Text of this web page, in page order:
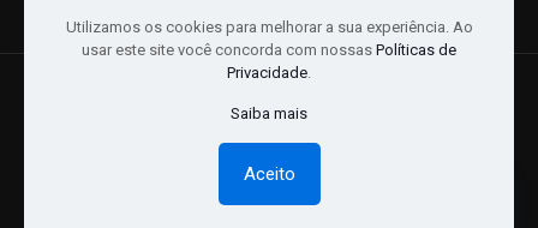
Distribuidora Ltda - CNPJ: 16757010/0001-06. | Desenvolvido
por:Websites Br
Utilizamos os cookies para melhorar a sua experiência. Ao
usar este site você concorda com nossas Políticas de
Privacidade.
Saiba mais
Aceito